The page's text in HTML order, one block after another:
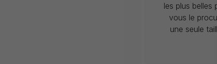
les plus belles
vous le
une seule